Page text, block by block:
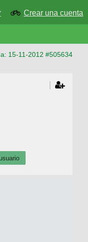
Crear una cuenta
15-11-2012 #505634